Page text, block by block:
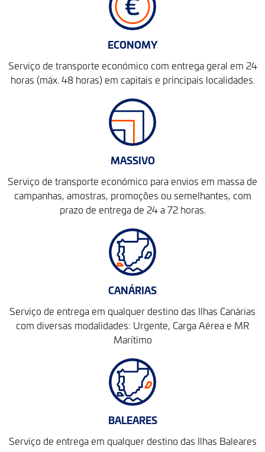
ECONOMY
Serviço de transporte económico com entrega geral em 24
horas (máx. 48 horas) em capitais e principais localidades.
MASSIVO
Serviço de transporte económico para envios em massa de
campanhas, amostras, promoções ou semelhantes, com
prazo de entrega de 24 a 72 horas.
CANÁRIAS
Serviço de entrega em qualquer destino das Ilhas Canárias
com diversas modalidades: Urgente, Carga Aérea e MR
Marítimo
BALEARES
Serviço de entrega em qualquer destino das Ilhas Baleares